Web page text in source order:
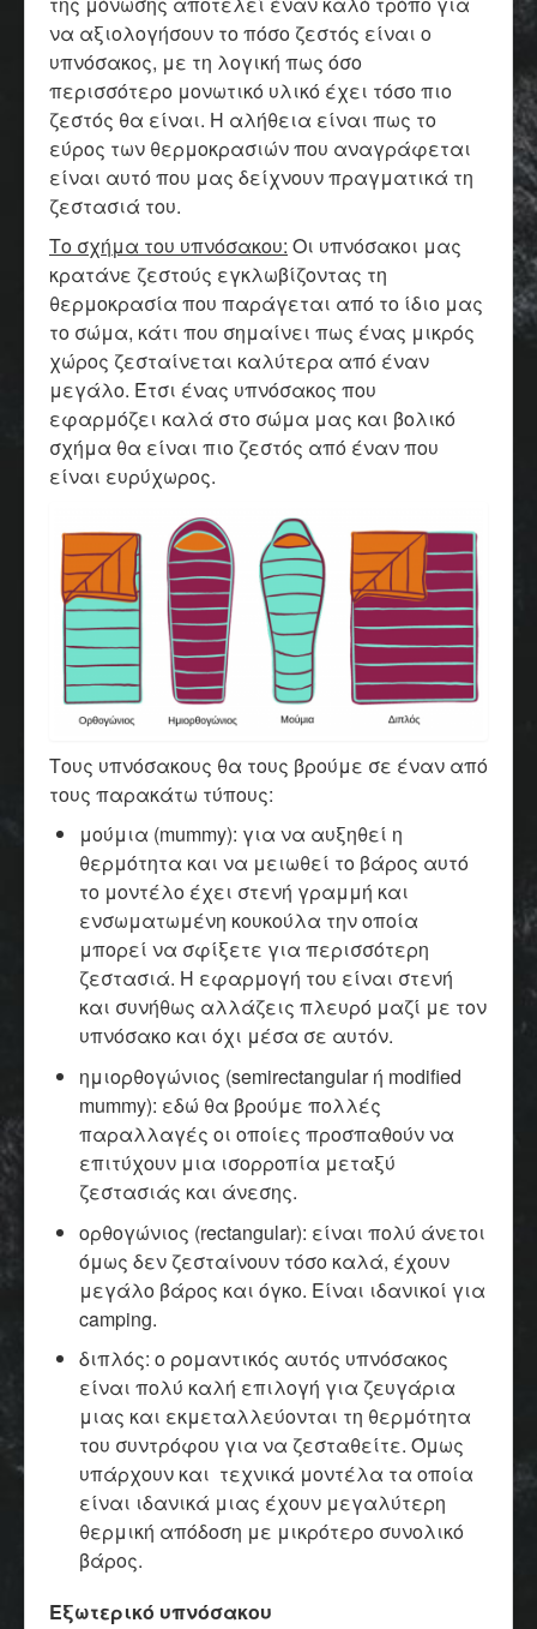
να αξιολογήσουν το πόσο ζεστός είναι ο
υπνόσακος, με τη λογική πως όσο
περισσότερο μονωτικό υλικό έχει τόσο πιο
ζεστός θα είναι. Η αλήθεια είναι πως το
εύρος των θερμοκρασιών που αναγράφεται
είναι αυτό που μας δείχνουν πραγματικά τη
ζεστασιά του.
Το σχήμα του υπνόσακου: Οι υπνόσακοι μας
κρατάνε ζεστούς εγκλωβίζοντας τη
θερμοκρασία που παράγεται από το ίδιο μας
το σώμα, κάτι που σημαίνει πως ένας μικρός
χώρος ζεσταίνεται καλύτερα από έναν
μεγάλο. Έτσι ένας υπνόσακος που
εφαρμόζει καλά στο σώμα μας και βολικό
σχήμα θα είναι πιο ζεστός από έναν που
είναι ευρύχωρος.
Τους υπνόσακους θα τους βρούμε σε έναν από
τους παρακάτω τύπους:
μούμια (mummy): για να αυξηθεί η
θερμότητα και να μειωθεί το βάρος αυτό
το μοντέλο έχει στενή γραμμή και
ενσωματωμένη κουκούλα την οποία
μπορεί να σφίξετε για περισσότερη
ζεστασιά. Η εφαρμογή του είναι στενή
και συνήθως αλλάζεις πλευρό μαζί με τον
υπνόσακο και όχι μέσα σε αυτόν.
ημιορθογώνιος (semirectangular ή modified
mummy): εδώ θα βρούμε πολλές
παραλλαγές οι οποίες προσπαθούν να
επιτύχουν μια ισορροπία μεταξύ
ζεστασιάς και άνεσης.
ορθογώνιος (rectangular): είναι πολύ άνετοι
όμως δεν ζεσταίνουν τόσο καλά, έχουν
μεγάλο βάρος και όγκο. Είναι ιδανικοί για
camping.
διπλός: ο ρομαντικός αυτός υπνόσακος
είναι πολύ καλή επιλογή για ζευγάρια
μιας και εκμεταλλεύονται τη θερμότητα
του συντρόφου για να ζεσταθείτε. Όμως
υπάρχουν και τεχνικά μοντέλα τα οποία
είναι ιδανικά μιας έχουν μεγαλύτερη
θερμική απόδοση με μικρότερο συνολικό
βάρος.
Εξωτερικό υπνόσακου